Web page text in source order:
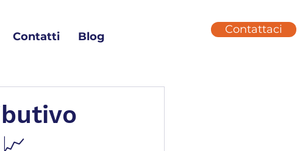
Contatti Blog
Contattaci